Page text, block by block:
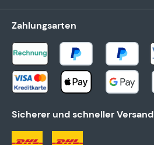
Zahlungsarten
Sicherer und schneller Versand